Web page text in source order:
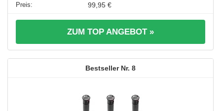
99,95 €
ZUM TOP ANGEBOT »
8